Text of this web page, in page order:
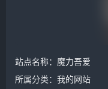
站点名称：魔力吾爱
所属分类： 我的网站